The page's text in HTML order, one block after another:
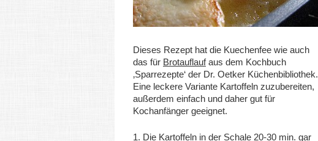
Dieses Rezept hat die Kuechenfee wie auch
das für Brotauflaufaus dem Kochbuch
‚Sparrezepte‘ der Dr. Oetker Küchenbibliothek.
Eine leckere Variante Kartoffeln zuzubereiten,
außerdem einfach und daher gut für
Kochanfänger geeignet.
1. Die Kartoffeln in der Schale 20-30 min. gar